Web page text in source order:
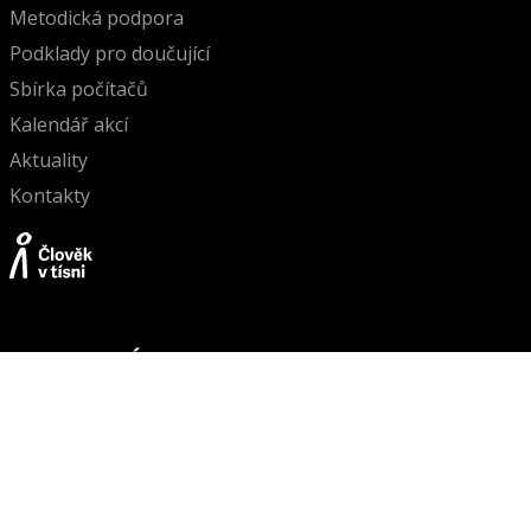
Metodická podpora
Podklady pro doučující
Sbírka počítačů
Kalendář akcí
Aktuality
Kontakty
NEZISKOVÉ ORGANIZACE